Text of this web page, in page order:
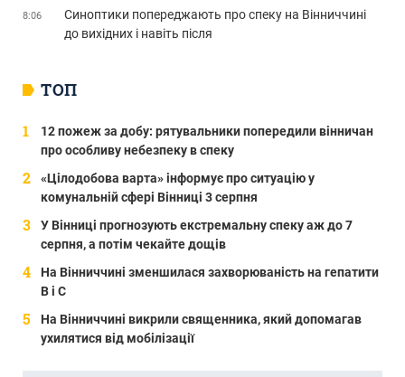
ТОП
12 пожеж за добу: рятувальники попередили вінничан
про особливу небезпеку в спеку
«Цілодобова варта» інформує про ситуацію у
комунальній сфері Вінниці 3 серпня
У Вінниці прогнозують екстремальну спеку аж до 7
серпня, а потім чекайте дощів
На Вінниччині зменшилася захворюваність на гепатити
В і С
На Вінниччині викрили священника, який допомагав
ухилятися від мобілізації
8:06
Синоптики попереджають про спеку на Вінниччині
до вихідних і навіть після